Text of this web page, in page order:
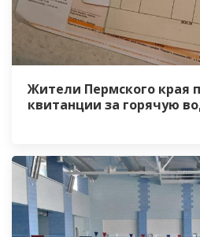
Жители Пермского края
квитанции за горячую